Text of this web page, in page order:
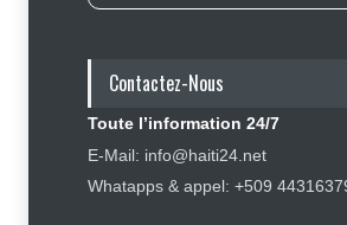
6 août 2026
Tennessee, Andy
Contactez-Nous
Toute l’information 24/7
E-Mail: info@haiti24.net
Whatapps & appel: +509